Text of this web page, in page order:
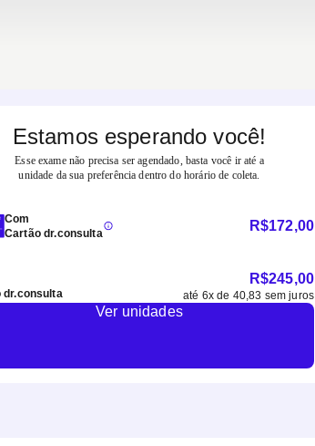
Estamos esperando você!
Esse exame não precisa ser agendado, basta você ir até a
unidade da sua preferência dentro do horário de coleta.
Com
Cartão dr.consulta
R$172,00
dr.consulta
R$245,00
até 6x de 40,83 sem juros
Ver unidades